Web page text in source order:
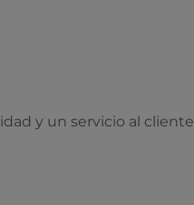
y un servicio al cliente